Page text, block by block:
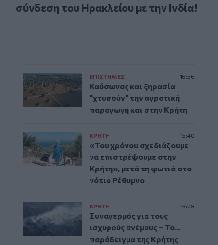
σύνδεση του Ηρακλείου με την Ινδία!
ΕΠΙΣΤΗΜΕΣ 16:56
Καύσωνας και ξηρασία
"χτυπούν" την αγροτική
παραγωγή και στην Κρήτη
ΚΡΗΤΗ 15:40
«Του χρόνου σχεδιάζουμε
να επιστρέψουμε στην
Κρήτη», μετά τη φωτιά στο
νότιο Ρέθυμνο
ΚΡΗΤΗ 13:28
Συναγερμός για τους
ισχυρούς ανέμους – Το...
παράδειγμα της Κρήτης